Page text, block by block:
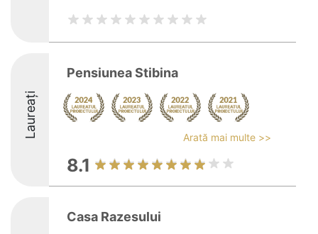
Laureați
Pensiunea Stibina
Arată mai multe >>
8.1
Casa Razesului